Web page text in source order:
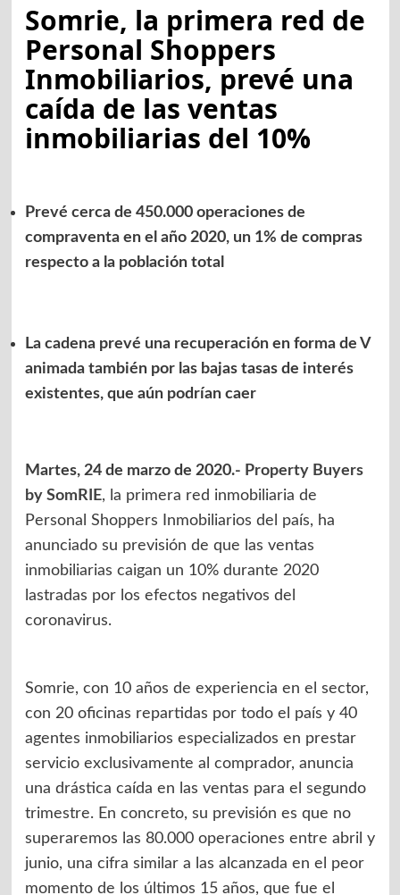
Somrie, la primera red de
Personal Shoppers
Inmobiliarios, prevé una
caída de las ventas
inmobiliarias del 10%
Prevé cerca de 450.000 operaciones de
compraventa en el año 2020, un 1% de compras
respecto a la población total
La cadena prevé una recuperación en forma de V
animada también por las bajas tasas de interés
existentes, que aún podrían caer
Martes, 24 de marzo de 2020.- Property Buyers
by SomRIE, la primera red inmobiliaria de
Personal Shoppers Inmobiliarios del país, ha
anunciado su previsión de que las ventas
inmobiliarias caigan un 10% durante 2020
lastradas por los efectos negativos del
coronavirus.
Somrie, con 10 años de experiencia en el sector,
con 20 oficinas repartidas por todo el país y 40
agentes inmobiliarios especializados en prestar
servicio exclusivamente al comprador, anuncia
una drástica caída en las ventas para el segundo
trimestre. En concreto, su previsión es que no
superaremos las 80.000 operaciones entre abril y
junio, una cifra similar a las alcanzada en el peor
momento de los últimos 15 años, que fue el